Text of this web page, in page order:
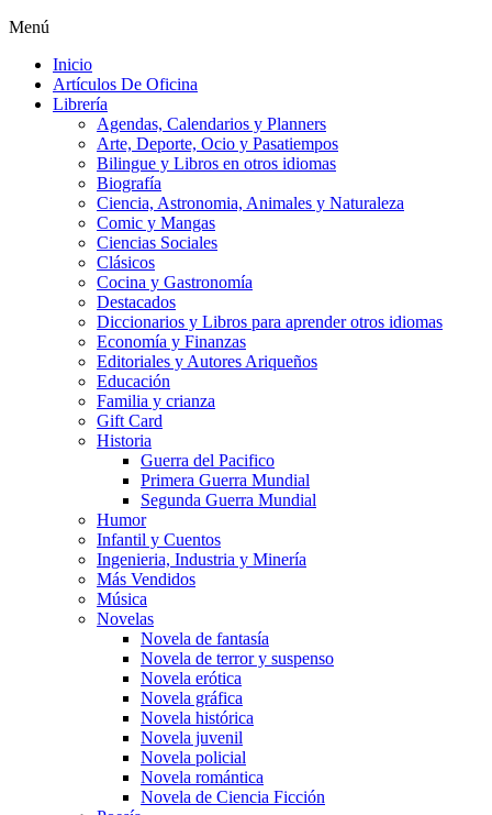
Menú
Inicio
Artículos De Oficina
Librería
Agendas, Calendarios y Planners
Arte, Deporte, Ocio y Pasatiempos
Bilingue y Libros en otros idiomas
Biografía
Ciencia, Astronomia, Animales y Naturaleza
Comic y Mangas
Ciencias Sociales
Clásicos
Cocina y Gastronomía
Destacados
Diccionarios y Libros para aprender otros idiomas
Economía y Finanzas
Editoriales y Autores Ariqueños
Educación
Familia y crianza
Gift Card
Historia
Guerra del Pacifico
Primera Guerra Mundial
Segunda Guerra Mundial
Humor
Infantil y Cuentos
Ingenieria, Industria y Minería
Más Vendidos
Música
Novelas
Novela de fantasía
Novela de terror y suspenso
Novela erótica
Novela gráfica
Novela histórica
Novela juvenil
Novela policial
Novela romántica
Novela de Ciencia Ficción